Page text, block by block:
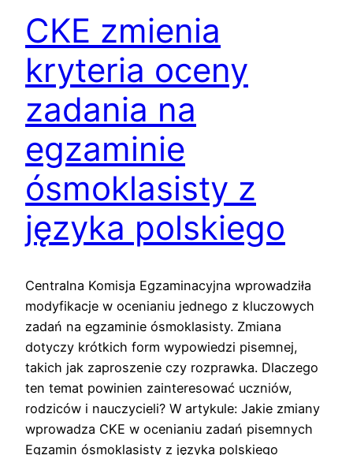
CKE zmienia
kryteria oceny
zadania na
egzaminie
ósmoklasisty z
języka polskiego
Centralna Komisja Egzaminacyjna wprowadziła
modyfikacje w ocenianiu jednego z kluczowych
zadań na egzaminie ósmoklasisty. Zmiana
dotyczy krótkich form wypowiedzi pisemnej,
takich jak zaproszenie czy rozprawka. Dlaczego
ten temat powinien zainteresować uczniów,
rodziców i nauczycieli? W artykule: Jakie zmiany
wprowadza CKE w ocenianiu zadań pisemnych
Egzamin ósmoklasisty z języka polskiego